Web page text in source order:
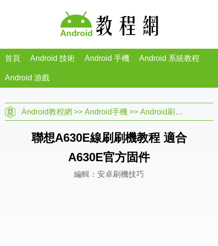
首頁 Android 技術 Android 手機 Android 系統教程
Android 游戲
Android教程網 >> Android手機 >> Android刷機教程
聯想A630E線刷刷機教程 適合
A630E官方固件
編輯：安卓刷機技巧